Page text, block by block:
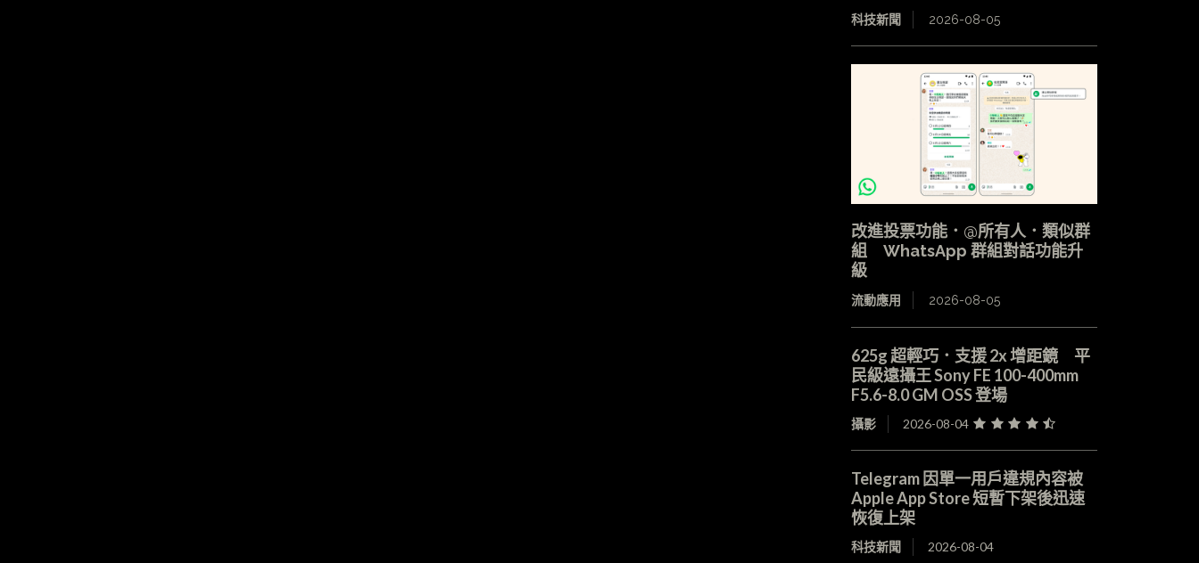
科技新聞 2026-08-05
改進投票功能．@所有人．類似群
組 WhatsApp 群組對話功能升
級
流動應用 2026-08-05
625g 超輕巧．支援 2x 增距鏡 平
民級遠攝王 Sony FE 100-400mm
F5.6-8.0 GM OSS 登場
攝影 2026-08-04
Telegram 因單一用戶違規內容被
Apple App Store 短暫下架後迅速
恢復上架
科技新聞 2026-08-04